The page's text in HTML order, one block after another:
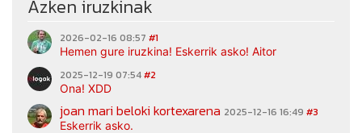
Azken iruzkinak
2026-02-16 08:57 #1
Hemen gure iruzkina! Eskerrik asko! Aitor
2025-12-19 07:54#2
Ona! XDD
joan mari beloki kortexarena 2025-12-16 16:49 #3
Eskerrik asko.